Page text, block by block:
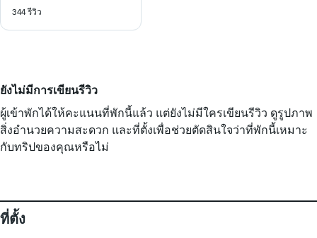
10
344 รีวิว
ยังไม่มีการเขียนรีวิว
ผู้เข้าพักได้ให้คะแนนที่พักนี้แล้ว แต่ยังไม่มีใครเขียนรีวิว ดูรูปภาพ
สิ่งอำนวยความสะดวก และที่ตั้งเพื่อช่วยตัดสินใจว่าที่พักนี้เหมาะ
กับทริปของคุณหรือไม่
ที่ตั้ง